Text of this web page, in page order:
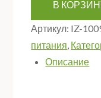
В
Артикул: IZ-
питания,
Описание